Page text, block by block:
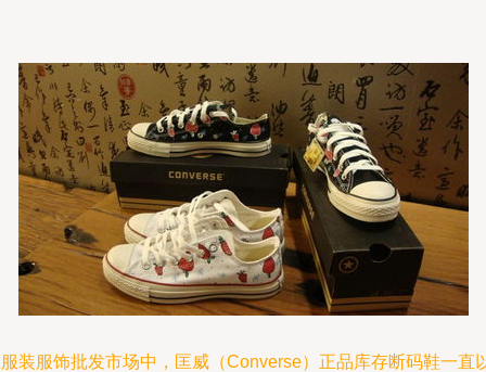
装服饰批发市场中，匡威（Converse）正品库存断码鞋一直